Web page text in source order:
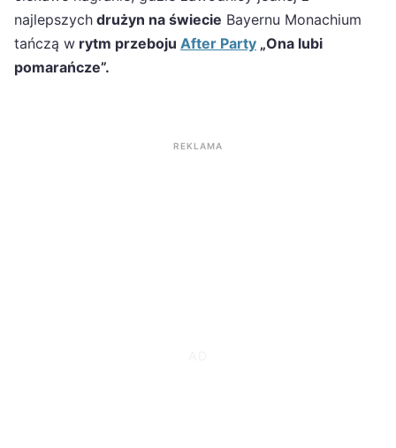
najlepszych drużyn na świecie Bayernu Monachium
tańczą w rytm przeboju After Party „Ona lubi
pomarańcze”.
REKLAMA